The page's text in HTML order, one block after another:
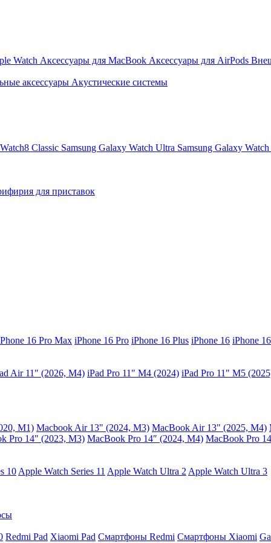
Watch Аксессуары для MacBook Аксессуары для AirPods
аксессуары Акустические системы
Classic Samsung Galaxy Watch Ultra Samsung Galaxy
для приставок
16 Pro Max iPhone 16 Pro iPhone 16 Plus iPhone 16 iPhone
Air 11" (2026, M4) iPad Pro 11" M4 (2024) iPad Pro 11" M5
M1) Macbook Air 13" (2024, M3) MacBook Air 13" (2025, M4)
Pro 14" (2023, M3) MacBook Pro 14″ (2024, M4) MacBook Pro
10 Apple Watch Series 11 Apple Watch Ultra 2 Apple Watch Ultra 3
Redmi Pad Xiaomi Pad Смартфоны Redmi Смартфоны Xiaomi